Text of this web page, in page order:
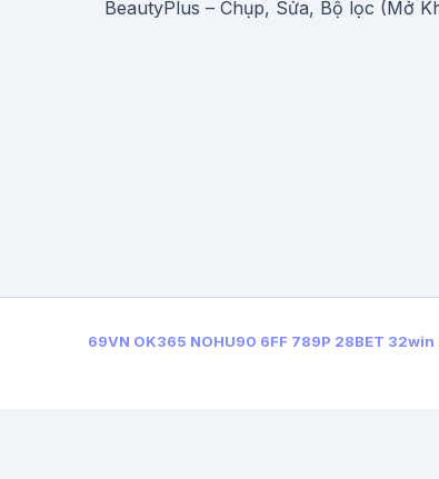
69VN OK365 NOHU90 6FF 789P 28BET 32win